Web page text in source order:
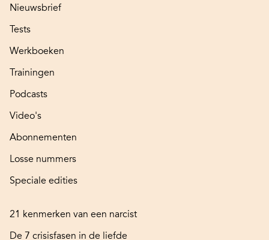
Nieuwsbrief
Tests
Werkboeken
Trainingen
Podcasts
Video's
Abonnementen
Losse nummers
Speciale edities
21 kenmerken van een narcist
De 7 crisisfasen in de liefde